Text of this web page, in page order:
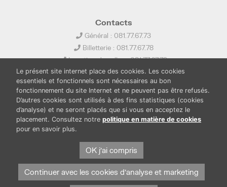
Contacts
Général : 081.77.67.73
Billetterie : 081.77.67.78
Location de salles : 081.77.67.79
info@ledelta.be
BOUTIQUE
Le présent site internet place des cookies. Les cookies
essentiels et fonctionnels sont nécessaires au bon
fonctionnement du site Internet et ne peuvent pas être refusés.
D’autres cookies sont utilisés à des fins statistiques (cookies
d’analyse) et ne seront placés que si vous en acceptez le
placement. Consultez notre politique en matière de cookies
pour en savoir plus.
OK j'ai compris
Continuer avec les cookies d'analyse et marketing